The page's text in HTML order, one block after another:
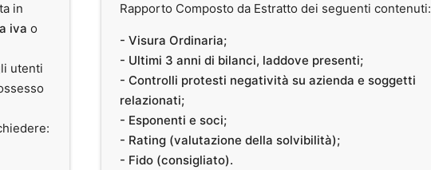
in
iva o
utenti
Rapporto Composto da Estratto dei seguenti contenuti:
- Visura Ordinaria;
- Ultimi 3 anni di bilanci, laddove presenti;
- Controlli protesti negatività su azienda e soggetti
relazionati;
- Esponenti e soci;
- Rating (valutazione della solvibilità);
- Fido (consigliato).